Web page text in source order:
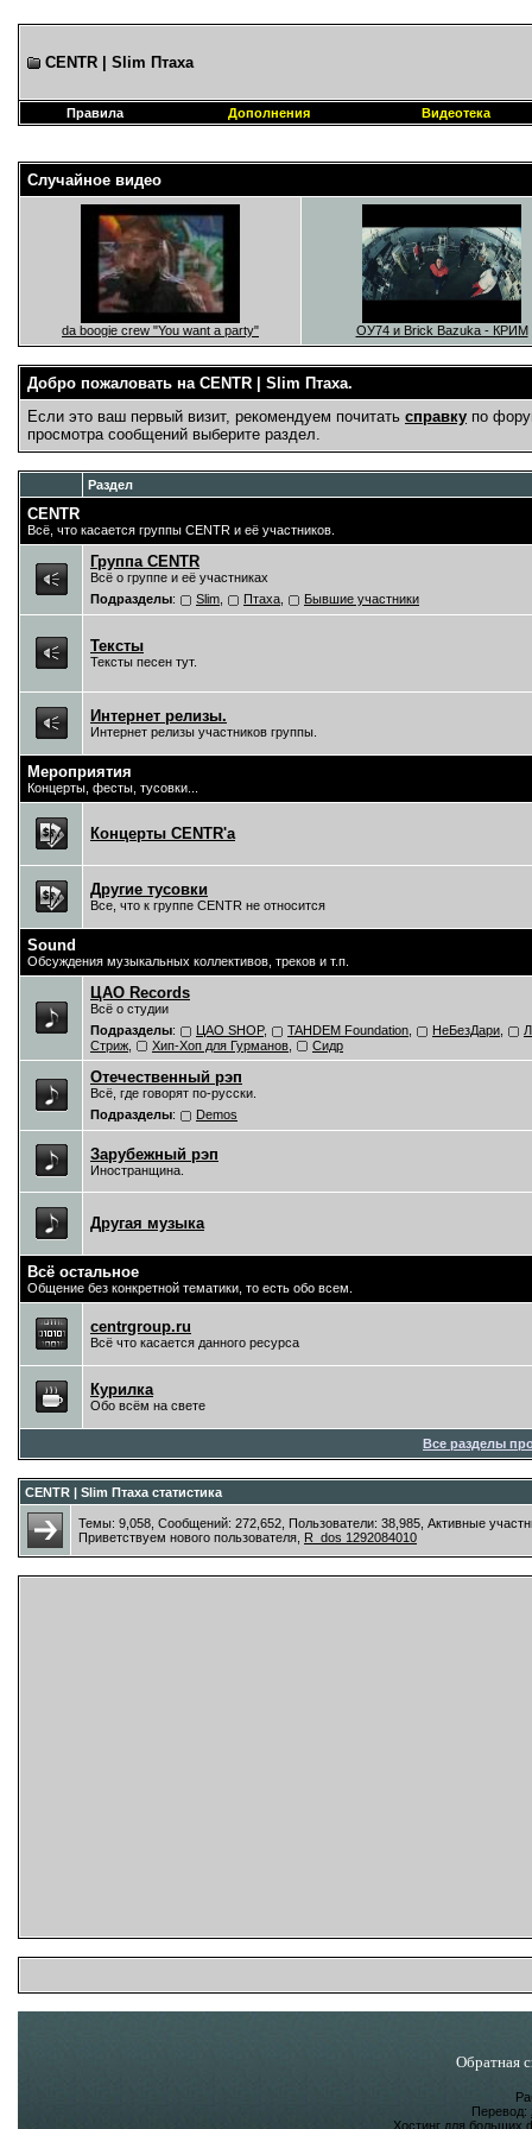
CENTR | Slim Птаха
Правила Дополнения Видеотека
Случайное видео
da boogie crew "You want a party" ОУ74 и Brick Bazuka - КРИМ
Добро пожаловать на CENTR | Slim Птаха.
Если это ваш первый визит, рекомендуем почитать справку по
просмотра сообщений выберите раздел.
Раздел
CENTR
Всё, что касается группы CENTR и её участников.
Группа CENTR
Всё о группе и её участниках
Подразделы: Slim Птаха Бывшие участники
Тексты
Тексты песен тут.
Интернет релизы.
Интернет релизы участников группы.
Мероприятия
Концерты, фесты, тусовки...
Концерты CENTR'a
Другие тусовки
Все, что к группе CENTR не относится
Sound
Обсуждения музыкальных коллективов, треков и т.п.
ЦAO Records
Всё о студии
Подразделы: ЦАО SHOP, TAHDEM Foundation НеБезДари
Стриж
Хип-Хоп для Гурманов Сидр
Отечественный рэп
Всё, где говорят по-русски.
Подразделы: Demos
Зарубежный рэп
Иностранщина.
Другая музыка
Всё остальное
Общение без конкретной тематики, то есть обо всем.
centrgroup.ru
Всё что касается данного ресурса
Курилка
Обо всём на свете
Все разделы
CENTR | Slim Птаха статистика
Темы: 9,058, Сообщений: 272,652, Пользователи: 38,985, Активные
Приветствуем нового пользователя, R_dos 1292084010
Обратная
Перевод:
Хостинг для больших